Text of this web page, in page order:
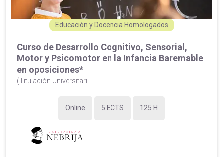
Educación y Docencia Homologados
Curso de Desarrollo Cognitivo, Sensorial,
Motor y Psicomotor en la Infancia Baremable
en oposiciones*
(Titulación Universitari...
Online 5 ECTS 125 H